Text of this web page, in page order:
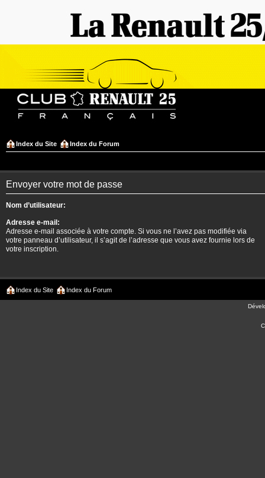
Index du Site Index du Forum
Envoyer votre mot de passe
Nom d’utilisateur:
Adresse e-mail:
Adresse e-mail associée à votre compte. Si vous ne l’avez pas modifiée via
votre panneau d’utilisateur, il s’agit de l’adresse que vous avez fournie lors de
votre inscription.
Index du Site Index du Forum